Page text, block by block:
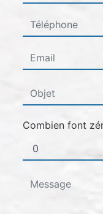
Combien font